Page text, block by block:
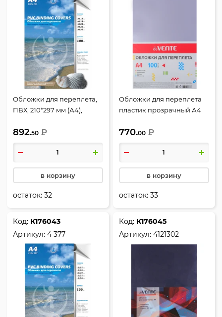
Обложки для переплета,
ПВХ, 210*297 мм (А4),
шт, РеалИСТ
892.50 ₽
в корзину
остаток:32
Обложки для переплета
пластик прозрачный А4
4121503
770.00 ₽
в корзину
остаток:33
Код: К176043
Артикул:4 377
Код: К176045
Артикул:4121302